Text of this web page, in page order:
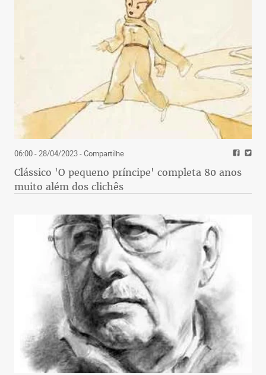
06:00 - 28/04/2023- Compartilhe
Clássico 'O pequeno príncipe' completa 80 anos
muito além dos clichês